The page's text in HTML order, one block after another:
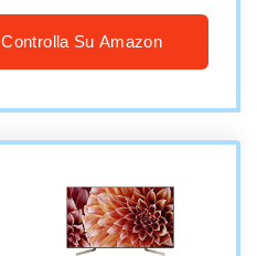
Controlla Su Amazon